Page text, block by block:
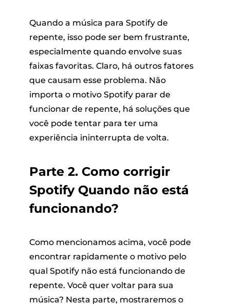
Quando a música para Spotify de
repente, isso pode ser bem frustrante,
especialmente quando envolve suas
faixas favoritas. Claro, há outros fatores
que causam esse problema. Não
importa o motivo Spotify parar de
funcionar de repente, há soluções que
você pode tentar para ter uma
experiência ininterrupta de volta.
Parte 2. Como corrigir
Spotify Quando não está
funcionando?
Como mencionamos acima, você pode
encontrar rapidamente o motivo pelo
qual Spotify não está funcionando de
repente. Você quer voltar para sua
música? Nesta parte, mostraremos o